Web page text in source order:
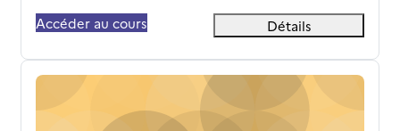
Accéder au cours
Détails
L1S2 Philo-Socio - TD Méthodes Philosophiques (M.